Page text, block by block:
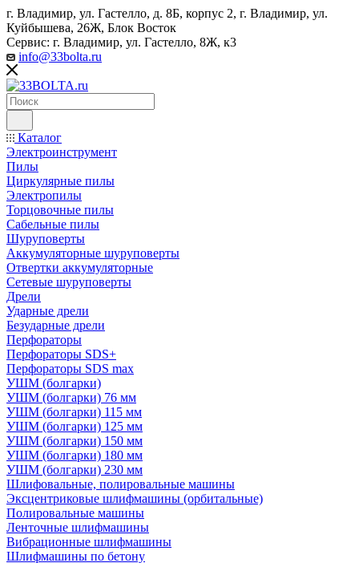
г. Владимир, ул. Гастелло, д. 8Б, корпус 2, г. Владимир, ул. ​
Куйбышева, 26Ж, Блок Восток
Сервис: г. Владимир, ул. Гастелло, 8Ж, к3
info@33bolta.ru
Каталог
Электроинструмент
Пилы
Циркулярные пилы
Электропилы
Торцовочные пилы
Сабельные пилы
Шуруповерты
Аккумуляторные шуруповерты
Отвертки аккумуляторные
Сетевые шуруповерты
Дрели
Ударные дрели
Безударные дрели
Перфораторы
Перфораторы SDS+
Перфораторы SDS max
УШМ (болгарки)
УШМ (болгарки) 76 мм
УШМ (болгарки) 115 мм
УШМ (болгарки) 125 мм
УШМ (болгарки) 150 мм
УШМ (болгарки) 180 мм
УШМ (болгарки) 230 мм
Шлифовальные, полировальные машины
Эксцентриковые шлифмашины (орбитальные)
Полировальные машины
Ленточные шлифмашины
Вибрационные шлифмашины
Шлифмашины по бетону